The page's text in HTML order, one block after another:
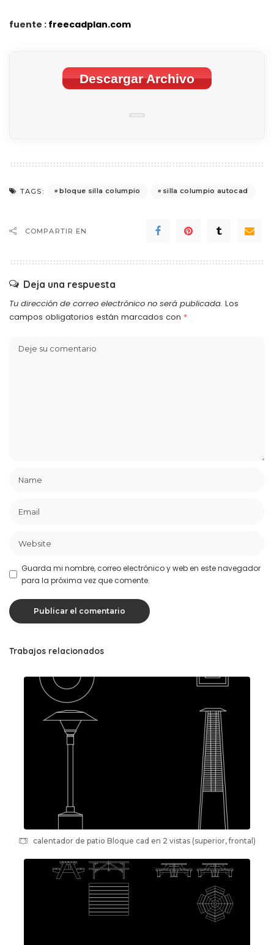
fuente : freecadplan.com
Descargar Archivo
TAGS: bloque silla columpio silla columpio autocad
COMPARTIR EN
Deja una respuesta
Tu dirección de correo electrónico no será publicada. Los
campos obligatorios están marcados con *
Guarda mi nombre, correo electrónico y web en este navegador
para la próxima vez que comente.
Trabajos relacionados
calentador de patio Bloque cad en 2 vistas (superior, frontal)